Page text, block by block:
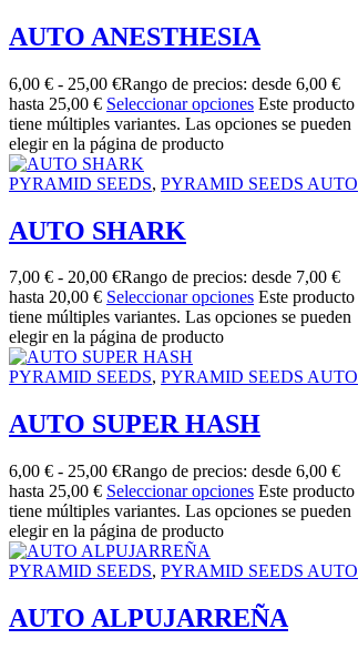
AUTO ANESTHESIA
6,00 € - 25,00 €Rango de precios: desde 6,00 €
hasta 25,00 € Seleccionar opciones Este producto
tiene múltiples variantes. Las opciones se pueden
elegir en la página de producto
PYRAMID SEEDS, PYRAMID SEEDS AUTO
AUTO SHARK
7,00 € - 20,00 €Rango de precios: desde 7,00 €
hasta 20,00 € Seleccionar opciones Este producto
tiene múltiples variantes. Las opciones se pueden
elegir en la página de producto
PYRAMID SEEDS, PYRAMID SEEDS AUTO
AUTO SUPER HASH
6,00 € - 25,00 €Rango de precios: desde 6,00 €
hasta 25,00 € Seleccionar opciones Este producto
tiene múltiples variantes. Las opciones se pueden
elegir en la página de producto
PYRAMID SEEDS, PYRAMID SEEDS AUTO
AUTO ALPUJARREÑA